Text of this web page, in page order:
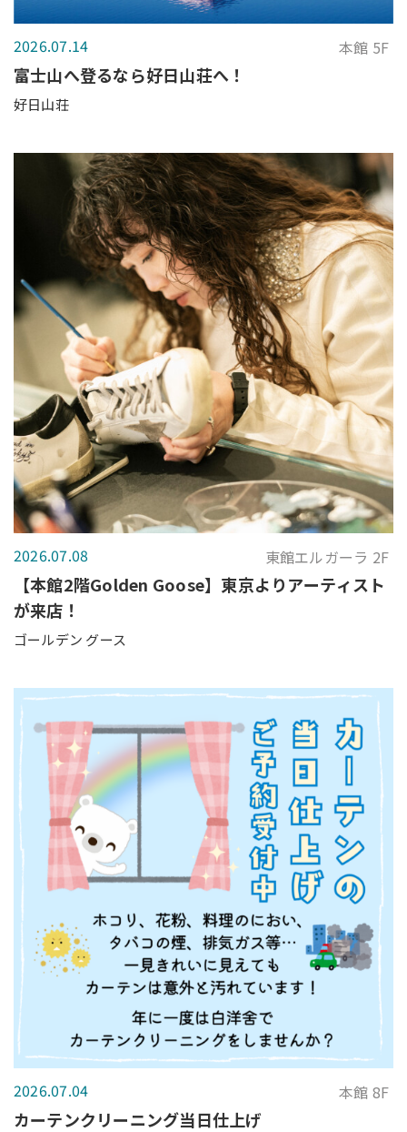
2026.07.14 本館 5F
富士山へ登るなら好日山荘へ！
好日山荘
2026.07.08 東館エルガーラ 2F
【本館2階Golden Goose】東京よりアーティスト
が来店！
ゴールデン グース
2026.07.04 本館 8F
カーテンクリーニング当日仕上げ